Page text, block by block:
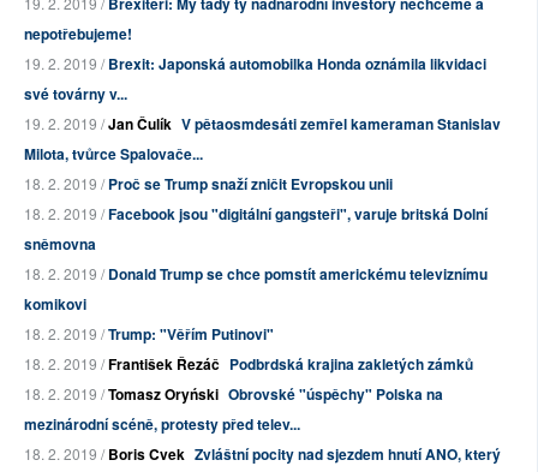
nepotřebujeme!
19. 2. 2019 /Brexit: Japonská automobilka Honda oznámila likvidaci
své továrny v...
19. 2. 2019 /Jan Čulík V pětaosmdesáti zemřel kameraman Stanislav
Milota, tvůrce Spalovače...
18. 2. 2019 /Proč se Trump snaží zničit Evropskou unii
18. 2. 2019 /Facebook jsou "digitální gangsteři", varuje britská Dolní
sněmovna
18. 2. 2019 /Donald Trump se chce pomstít americkému televiznímu
komikovi
18. 2. 2019 /Trump: "Věřím Putinovi"
18. 2. 2019 /František Řezáč Podbrdská krajina zakletých zámků
18. 2. 2019 /Tomasz Oryński Obrovské "úspěchy" Polska na
mezinárodní scéně, protesty před telev...
18. 2. 2019 /Boris Cvek Zvláštní pocity nad sjezdem hnutí ANO, který